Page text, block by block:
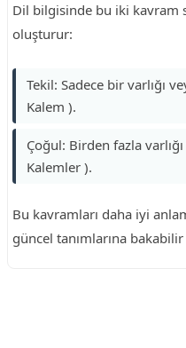
Dil bilgisinde bu iki kavram
oluşturur:
Tekil: Sadece bir varlığı
Kalem ).
Çoğul: Birden fazla
Kalemler ).
Bu kavramları daha iyi
güncel tanımlarına